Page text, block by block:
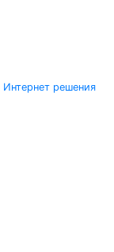
Интернет решения